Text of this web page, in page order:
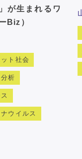
が生まれるワ
Biz）
ト社会
析
ウイルス